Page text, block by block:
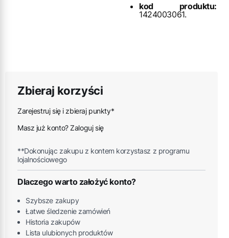
kod produktu:
1424003061.
Zbieraj korzyści
Zarejestruj się i zbieraj punkty*
Masz już konto? Zaloguj się
**Dokonując zakupu z kontem korzystasz z programu
lojalnościowego
Dlaczego warto założyć konto?
Szybsze zakupy
Łatwe śledzenie zamówień
Historia zakupów
Lista ulubionych produktów